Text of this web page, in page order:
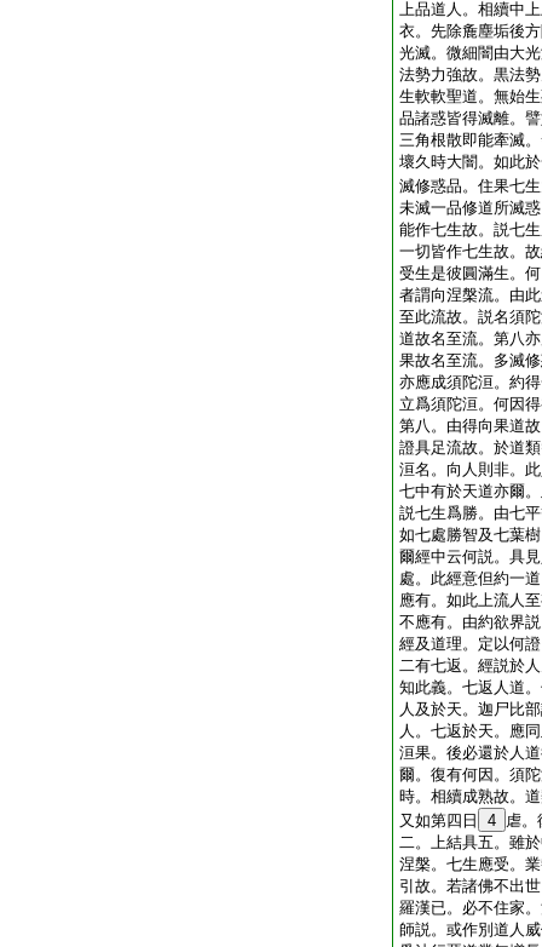
上品道人。相續中
衣。先除麁塵垢後
光滅。微細闇由大
法勢力強故。黒法
生軟軟聖道。無始
品諸惑皆得滅離。
三角根散即能牽滅
壞久時大闇。如此
滅修惑品。住果七
未滅一品修道所滅
能作七生故。説七
一切皆作七生故。
受生是彼圓滿生。
者謂向涅槃流。由
至此流故。説名須
道故名至流。第八
果故名至流。多滅
亦應成須陀洹。約
立爲須陀洹。何因
第八。由得向果道
證具足流故。於道
洹名。向人則非。
七中有於天道亦爾
説七生爲勝。由七
如七處勝智及七葉
爾經中云何説。具
處。此經意但約一
應有。如此上流人
不應有。由約欲界
經及道理。定以何
二有七返。經説於
知此義。七返人道
人及於天。迦尸比
人。七返於天。應
洹果。後必還於人
爾。復有何因。須
時。相續成熟故。
又如第四日
4 虐。
二。上結具五。雖
涅槃。七生應受。
引故。若諸佛不出
羅漢已。必不住家
師説。或作別道人